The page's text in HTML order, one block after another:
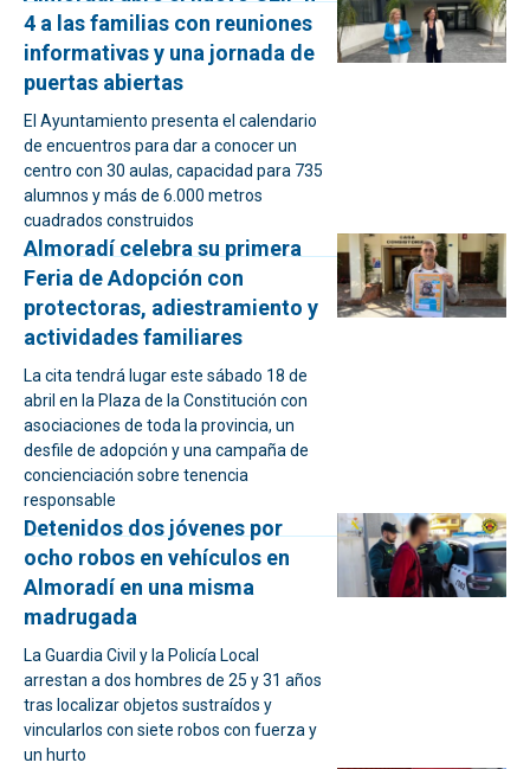
4 a las familias con reuniones
informativas y una jornada de
puertas abiertas
El Ayuntamiento presenta el calendario
de encuentros para dar a conocer un
centro con 30 aulas, capacidad para 735
alumnos y más de 6.000 metros
cuadrados construidos
Almoradí celebra su primera
Feria de Adopción con
protectoras, adiestramiento y
actividades familiares
La cita tendrá lugar este sábado 18 de
abril en la Plaza de la Constitución con
asociaciones de toda la provincia, un
desfile de adopción y una campaña de
concienciación sobre tenencia
responsable
Detenidos dos jóvenes por
ocho robos en vehículos en
Almoradí en una misma
madrugada
La Guardia Civil y la Policía Local
arrestan a dos hombres de 25 y 31 años
tras localizar objetos sustraídos y
vincularlos con siete robos con fuerza y
un hurto